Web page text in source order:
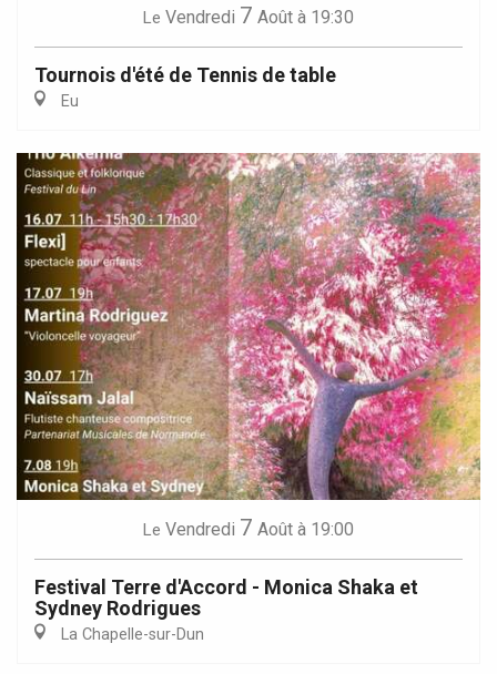
Le Vendredi 7 Août à 19:30
Tournois d'été de Tennis de table
Eu
Le Vendredi 7 Août à 19:00
Festival Terre d'Accord - Monica Shaka et
Sydney Rodrigues
La Chapelle-sur-Dun